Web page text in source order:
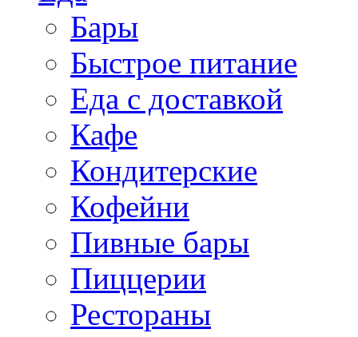
Бары
Быстрое питание
Еда с доставкой
Кафе
Кондитерские
Кофейни
Пивные бары
Пиццерии
Рестораны